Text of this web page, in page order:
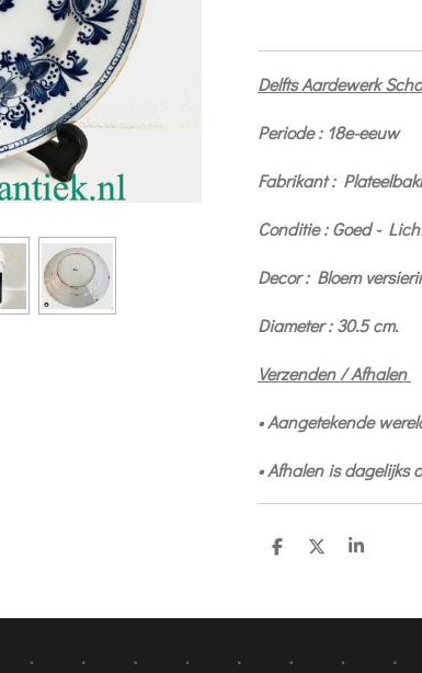
Delfts Aardewerk
Periode : 18e-eeuw
Fabrikant :
Conditie : Goed -
Decor : Bloem
Diameter : 30.5 cm.
Verzenden / Afhalen
• Aangetekende
• Afhalen is dagelijks
D
n
D
S
e